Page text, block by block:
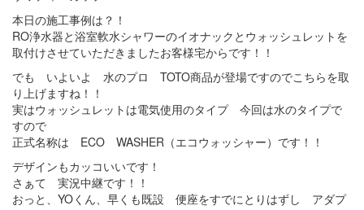
本日の施工事例は？！
RO浄水器と浴室軟水シャワーのイオナックとウォッシュレットを
取付けさせていただきましたお客様宅からです！！
でも いよいよ 水のプロ TOTO商品が登場ですのでこちらを取
り上げますね！！
実はウォッシュレットは電気使用のタイプ 今回は水のタイプで
すので
正式名称は ECO WASHER（エコウォッシャー）です！！
デザインもカッコいいです！
さぁて 実況中継です！！
おっと、YOくん、早くも既設 便座をすでにとりはずし アダプ